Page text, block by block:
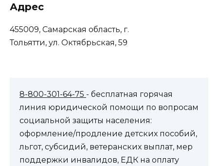
Адрес
455009, Самарская область, г.
Тольятти, ул. Октябрьская, 59
8-800-301-64-75 - бесплатная горячая
линия юридической помощи по вопросам
социальной защиты населения:
оформление/продление детских пособий,
льгот, субсидий, ветеранских выплат, мер
поддержки инвалидов, ЕДК на оплату